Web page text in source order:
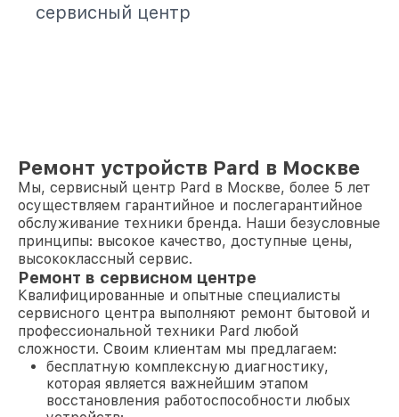
сервисный центр
Ремонт устройств Pard в Москве
Мы, сервисный центр Pard в Москве, более 5 лет
осуществляем гарантийное и послегарантийное
обслуживание техники бренда. Наши безусловные
принципы: высокое качество, доступные цены,
высококлассный сервис.
Ремонт в сервисном центре
Квалифицированные и опытные специалисты
сервисного центра выполняют ремонт бытовой и
профессиональной техники Pard любой
сложности. Своим клиентам мы предлагаем:
бесплатную комплексную диагностику,
которая является важнейшим этапом
восстановления работоспособности любых